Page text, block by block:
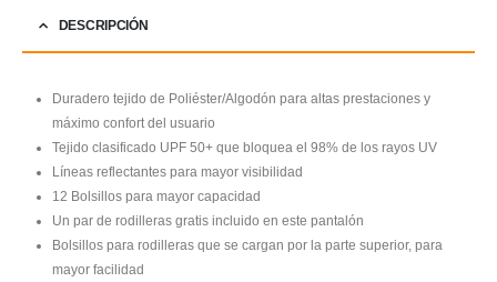
DESCRIPCIÓN
Duradero tejido de Poliéster/Algodón para altas prestaciones y
máximo confort del usuario
Tejido clasificado UPF 50+ que bloquea el 98% de los rayos UV
Líneas reflectantes para mayor visibilidad
12 Bolsillos para mayor capacidad
Un par de rodilleras gratis incluido en este pantalón
Bolsillos para rodilleras que se cargan por la parte superior, para
mayor facilidad